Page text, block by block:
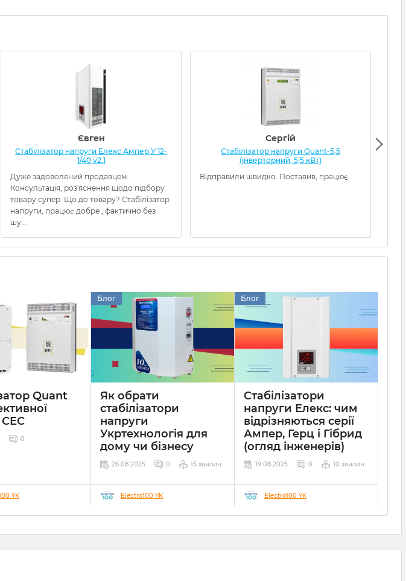
Євген
Стабілізатор напруги Елекс Ампер У 12-
1/40 v2.1
Дуже задоволений продавцем.
Консультація, роз'яснення щодо підбору
товару супер. Що до товару? Стабілізатор
напруги, працює добре , фактично без
шу...
Сергій
Стабілізатор напруги Quant-5,5
(інверторний, 5,5 кВт)
Відправили швидко. Поставив, працює.
Quant
СЕС
0
YK
Блог
Як обрати
стабілізатори
напруги
Укртехнологія для
дому чи бізнесу
26 08 2025 0 15 хвилин
Electro100 YK
Блог
Стабілізатори
напруги Елекс: чим
відрізняються серії
Ампер, Герц і Гібрид
(огляд інженерів)
19 08 2025 0 10 хвилин
Electro100 YK